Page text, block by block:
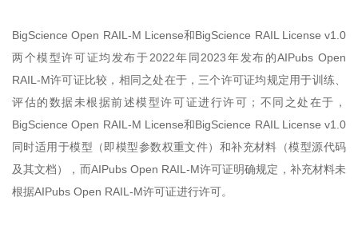
BigScience Open RAIL-M License和BigScience RAIL License v1.0
两个模型许可证均发布于2022年同2023年发布的AIPubs Open
RAIL-M许可证比较，相同之处在于，三个许可证均规定用于训练、
评估的数据未根据前述模型许可证进行许可；不同之处在于，
BigScience Open RAIL-M License和BigScience RAIL License v1.0
同时适用于模型（即模型参数权重文件）和补充材料（模型源代码
及其文档），而AIPubs Open RAIL-M许可证明确规定，补充材料未
根据AIPubs Open RAIL-M许可证进行许可。